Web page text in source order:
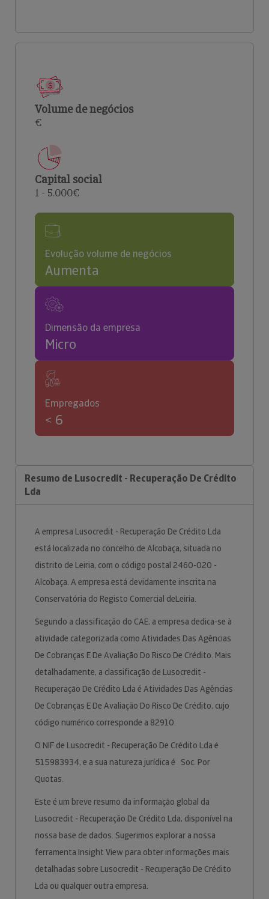
Volume de negócios
€
Capital social
1 - 5.000€
Evolução volume de negócios
Aumenta
Dimensão da empresa
Micro
Empregados
< 6
Resumo de Lusocredit - Recuperação De Crédito
Lda
A empresa Lusocredit - Recuperação De Crédito Lda
está localizada no concelho de Alcobaça, situada no
distrito de Leiria, com o código postal 2460-020 -
Alcobaça. A empresa está devidamente inscrita na
Conservatória do Registo Comercial deLeiria.
Segundo a classificação do CAE, a empresa dedica-se à
atividade categorizada como Atividades Das Agências
De Cobranças E De Avaliação Do Risco De Crédito. Mais
detalhadamente, a classificação de Lusocredit -
Recuperação De Crédito Lda é Atividades Das Agências
De Cobranças E De Avaliação Do Risco De Crédito, cujo
código numérico corresponde a 82910.
O NIF de Lusocredit - Recuperação De Crédito Lda é
515983934, e a sua natureza jurídica é Soc. Por
Quotas.
Este é um breve resumo da informação global da
Lusocredit - Recuperação De Crédito Lda, disponível na
nossa base de dados. Sugerimos explorar a nossa
ferramenta Insight View para obter informações mais
detalhadas sobre Lusocredit - Recuperação De Crédito
Lda ou qualquer outra empresa.